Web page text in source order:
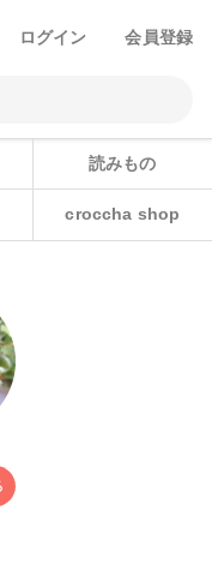
ログイン 会員登録
読みもの
croccha shop